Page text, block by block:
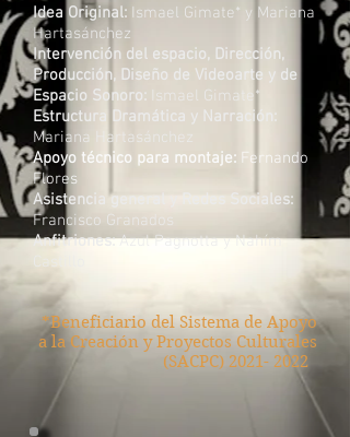
Idea Original: Ismael Gimate* y Mariana
Hartasánchez
Intervención del espacio, Dirección,
Producción, Diseño de Videoarte y de
Espacio Sonoro: Ismael Gimate*
Estructura Dramática y Narración:
Mariana Hartasánchez
Apoyo técnico para montaje: Fernando
Flores
Asistencia general y Redes Sociales:
Francisco Granados
Anfitriones:Azul Pagnotta y Nahím
Castillo
*Beneficiario del Sistema de Apoyo
a la Creación y Proyectos Culturales
(SACPC) 2021- 2022